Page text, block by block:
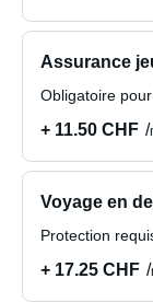
Assurance
Obligatoire
+ 11.50 CHF
Voyage en
Protection
+ 17.25 CHF